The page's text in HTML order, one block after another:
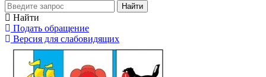
Найти
Найти
Подать обращение
Версия для слабовидящих